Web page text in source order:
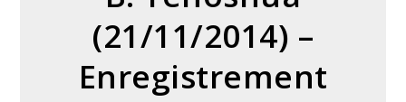
(21/11/2014) –
Enregistrement